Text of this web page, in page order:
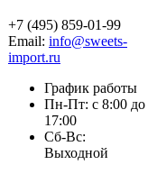
+7 (495) 859-01-99
Email: info@sweets-
import.ru
График работы
Пн-Пт: с 8:00 до
17:00
Сб-Вс:
Выходной